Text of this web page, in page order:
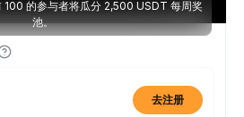
100 的参与者将瓜分 2,500 USDT 每周奖
池。
去注册